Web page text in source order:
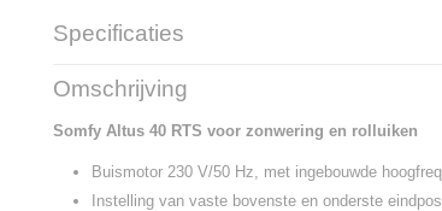
Specificaties
Productcode
Productcode leverancier
Levertijd
2 t/m 5
Omschrijving
Somfy Altus 40 RTS voor zonwering en rolluiken
Buismotor 230 V/50 Hz, met ingebouwde
Instelling van vaste bovenste en onderste